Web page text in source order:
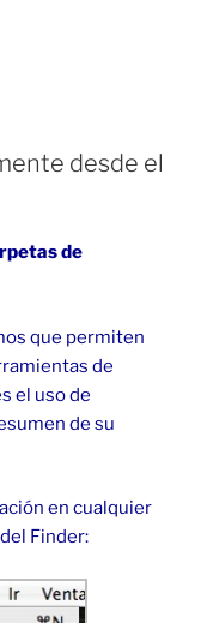
desde el
de
que permiten
de
el uso de
de su
en cualquier
del Finder: